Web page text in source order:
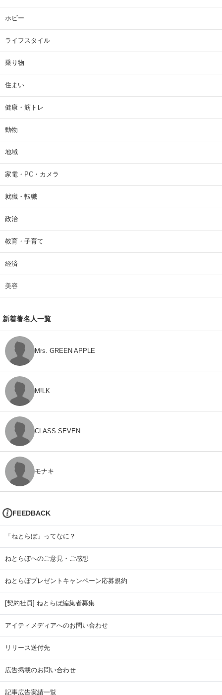
ホビー
ライフスタイル
乗り物
住まい
健康・筋トレ
動物
地域
家電・PC・カメラ
就職・転職
政治
教育・子育て
経済
美容
新着著名人一覧
Mrs. GREEN APPLE
M!LK
CLASS SEVEN
モナキ
FEEDBACK
「ねとらぼ」ってなに？
ねとらぼへのご意見・ご感想
ねとらぼプレゼントキャンペーン応募規約
[契約社員] ねとらぼ編集者募集
アイティメディアへのお問い合わせ
リリース送付先
広告掲載のお問い合わせ
記事広告実績一覧